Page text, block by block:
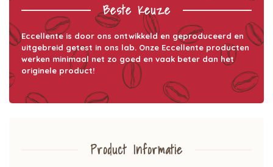
Beste Keuze
Eccellente is door ons ontwikkeld en geproduceerd en
uitgebreid getest in ons lab. Onze Eccellente producten
werken minimaal net zo goed en vaak beter dan het
originele product!
Product Informatie